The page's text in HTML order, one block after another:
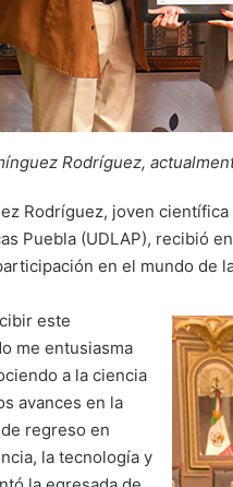
Rodríguez,
Rodríguez, joven
Puebla (UDLAP), recibió
en el mundo de
este
me entusiasma
a la ciencia
avances en la
regreso en
la tecnología y